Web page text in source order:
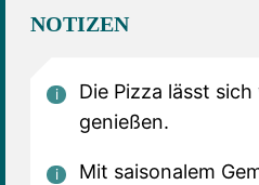
NOTIZEN
Die Pizza lässt
genießen.
Mit saisonalem